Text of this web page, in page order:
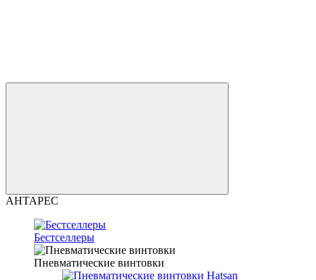
АНТАРЕС
Бестселлеры
Пневматические винтовки